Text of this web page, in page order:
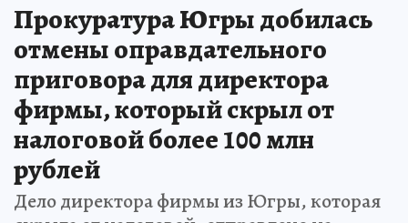
Прокуратура Югры добилась
отмены оправдательного
приговора для директора
фирмы, который скрыл от
налоговой более 100 млн
рублей
Дело директора фирмы из Югры, которая